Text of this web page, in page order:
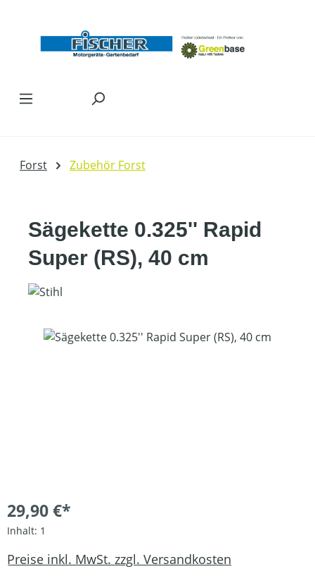
Forst Zubehör Forst
Sägekette 0.325'' Rapid
Super (RS), 40 cm
Bildergalerie überspringen
29,90 €*
Inhalt: 1
Preise inkl. MwSt. zzgl. Versandkosten